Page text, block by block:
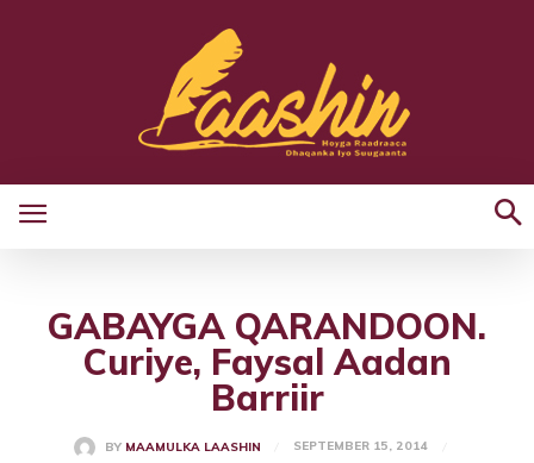
GABAYGA QARANDOON.
Curiye, Faysal Aadan
Barriir
BY MAAMULKA LAASHIN SEPTEMBER 15, 2014